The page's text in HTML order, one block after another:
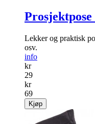
Lekker og praktisk
osv.
info
kr
29
kr
69
Kjøp